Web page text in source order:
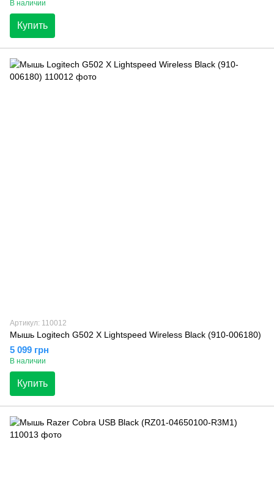
В наличии
Купить
Артикул: 110012
Мышь Logitech G502 X Lightspeed Wireless Black (910-006180)
5 099 грн
В наличии
Купить